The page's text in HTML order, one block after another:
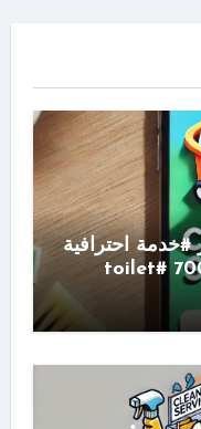
احترافية
لضمان النظافة التامة 70067311 #toilet